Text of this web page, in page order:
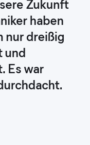
Zukunft
haben
nur dreißig
und
Es war
Leader, Entel
konnten wir
ein
Lead, Telefónica
das sie von
genau das